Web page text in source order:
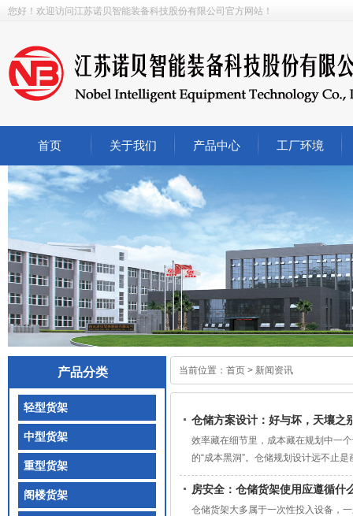
您好！欢迎访问江苏诺贝智能装备科技股份有限公司 官方网站 ！
首页 关于我们 产品中心 工厂环境
当前位置： 首页 > 新闻资讯
仓储方案设计：好与坏，天壤之
效率藏在细节里，成本藏在规划中一
的“成本黑洞”。仓储规划设计远不止
房安全：仓储货架使用应遵循什
仓储货架大多属于一次性投入设备，
产品分类
轻型货架
中型货架
重型货架
阁楼货架